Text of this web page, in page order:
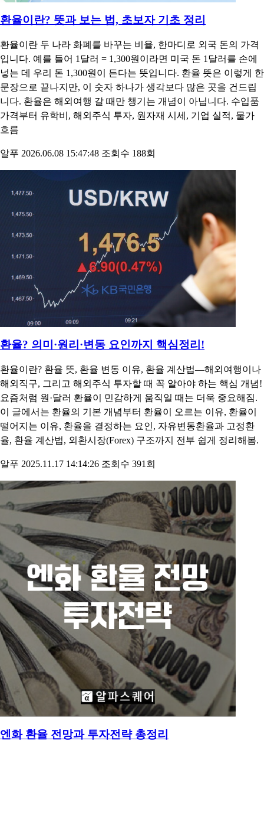
알푸 2026.06.09 10:08:27 조회수 163회
환율이란? 뜻과 보는 법, 초보자 기초 정리
환율이란 두 나라 화폐를 바꾸는 비율, 한마디로 외국 돈의 가격
입니다. 예를 들어 1달러 = 1,300원이라면 미국 돈 1달러를 손에
넣는 데 우리 돈 1,300원이 든다는 뜻입니다. 환율 뜻은 이렇게 한
문장으로 끝나지만, 이 숫자 하나가 생각보다 많은 곳을 건드립
니다. 환율은 해외여행 갈 때만 챙기는 개념이 아닙니다. 수입품
가격부터 유학비, 해외주식 투자, 원자재 시세, 기업 실적, 물가
2026.06.08 15:47:48 조회수 188회
환율? 의미·원리·변동 요인까지 핵심정리!
환율이란? 환율 뜻, 환율 변동 이유, 환율 계산법—해외여행이나
해외직구, 그리고 해외주식 투자할 때 꼭 알아야 하는 핵심 개념!
요즘처럼 원·달러 환율이 민감하게 움직일 때는 더욱 중요해짐.
이 글에서는 환율의 기본 개념부터 환율이 오르는 이유, 환율이
떨어지는 이유, 환율을 결정하는 요인, 자유변동환율과 고정환
율, 환율 계산법, 외환시장(Forex) 구조까지 전부 쉽게 정리해봄.
알푸 2025.11.17 14:14:26 조회수 391회